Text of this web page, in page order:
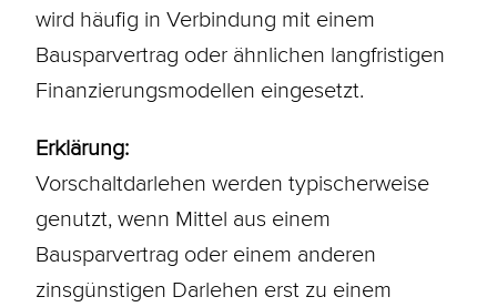
wird häufig in Verbindung mit einem
Bausparvertrag oder ähnlichen langfristigen
Finanzierungsmodellen eingesetzt.
Erklärung:
Vorschaltdarlehen werden typischerweise
genutzt, wenn Mittel aus einem
Bausparvertrag oder einem anderen
zinsgünstigen Darlehen erst zu einem